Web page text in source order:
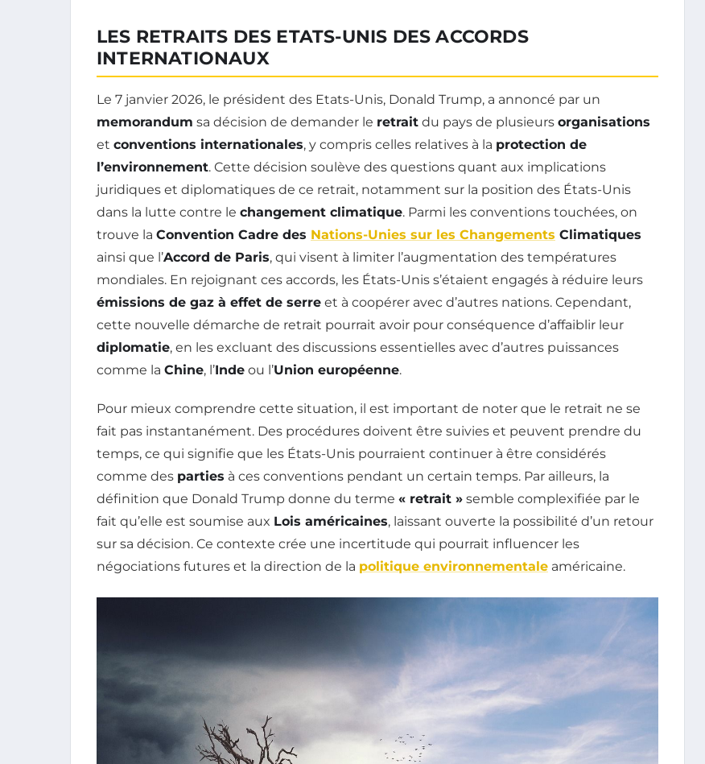
LES RETRAITS DES ETATS-UNIS DES ACCORDS
INTERNATIONAUX
Le 7 janvier 2026, le président des Etats-Unis, Donald Trump, a annoncé par un
memorandum sa décision de demander le retrait du pays de plusieurs organisations
et conventions internationales, y compris celles relatives à la protection de
l’environnement. Cette décision soulève des questions quant aux implications
juridiques et diplomatiques de ce retrait, notamment sur la position des États-Unis
dans la lutte contre le changement climatique. Parmi les conventions touchées, on
trouve la Convention Cadre des Nations-Unies sur les Changements Climatiques
ainsi que l’Accord de Paris, qui visent à limiter l’augmentation des températures
mondiales. En rejoignant ces accords, les États-Unis s’étaient engagés à réduire leurs
émissions de gaz à effet de serre et à coopérer avec d’autres nations. Cependant,
cette nouvelle démarche de retrait pourrait avoir pour conséquence d’affaiblir leur
diplomatie, en les excluant des discussions essentielles avec d’autres puissances
comme la Chine, l’Inde ou l’Union européenne.
Pour mieux comprendre cette situation, il est important de noter que le retrait ne se
fait pas instantanément. Des procédures doivent être suivies et peuvent prendre du
temps, ce qui signifie que les États-Unis pourraient continuer à être considérés
comme des parties à ces conventions pendant un certain temps. Par ailleurs, la
définition que Donald Trump donne du terme « retrait » semble complexifiée par le
fait qu’elle est soumise aux Lois américaines, laissant ouverte la possibilité d’un retour
sur sa décision. Ce contexte crée une incertitude qui pourrait influencer les
négociations futures et la direction de la politique environnementale américaine.